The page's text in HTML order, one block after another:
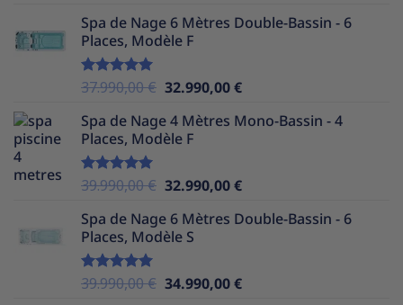
initial
était :
actuel
Spa de Nage 6 Mètres Double-Bassin - 6
Places, Modèle F
Note5.00
37.990,00€ Le
initial
était :
32.990,00€Le
actuel
Spa de Nage 4 Mètres Mono-Bassin - 4
Places, Modèle F
Note5.00
39.990,00€ Le
initial
était :
32.990,00€Le
actuel
Spa de Nage 6 Mètres Double-Bassin - 6
Places, Modèle S
Note5.00
39.990,00€ Le
34.990,00€Le